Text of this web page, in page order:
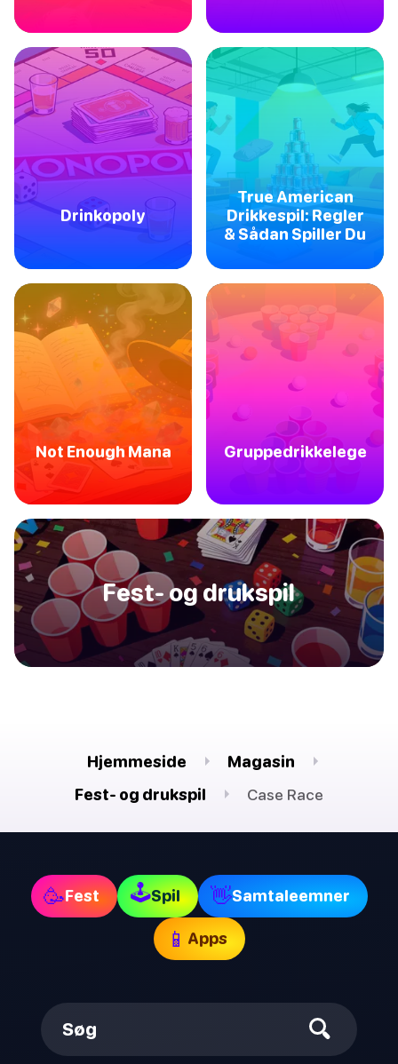
Drinkopoly
True American
Drikkespil: Regler
& Sådan Spiller Du
Not Enough Mana Gruppedrikkelege
Fest- og drukspil
Hjemmeside
Magasin
Fest- og drukspil
Case Race
🥳Fest 🕹Spil 👋Samtaleemner
📱 Apps
Søg